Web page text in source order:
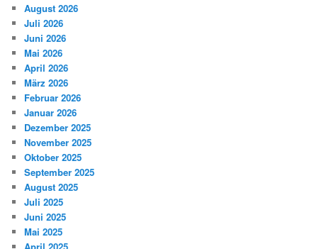
August 2026
Juli 2026
Juni 2026
Mai 2026
April 2026
März 2026
Februar 2026
Januar 2026
Dezember 2025
November 2025
Oktober 2025
September 2025
August 2025
Juli 2025
Juni 2025
Mai 2025
April 2025